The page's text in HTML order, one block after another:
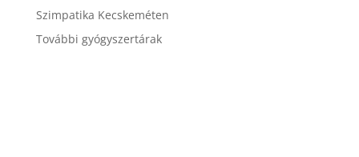
Szimpatika Kecskeméten
További gyógyszertárak